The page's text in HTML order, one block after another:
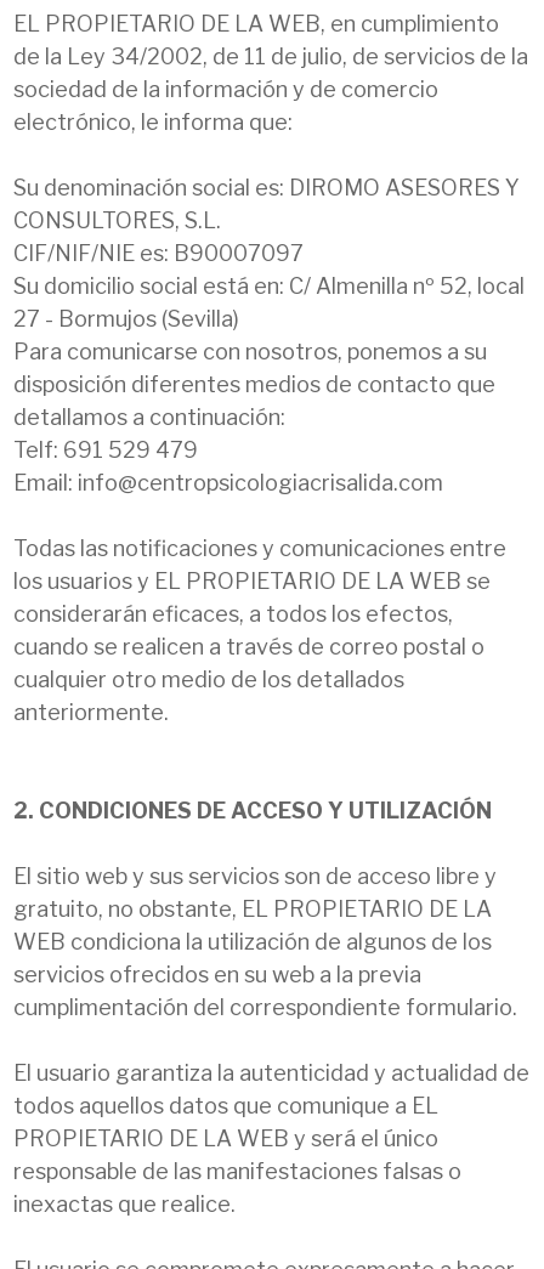
EL PROPIETARIO DE LA WEB, en cumplimiento
de la Ley 34/2002, de 11 de julio, de servicios de la
sociedad de la información y de comercio
electrónico, le informa que:
Su denominación social es: DIROMO ASESORES Y
CONSULTORES, S.L.
CIF/NIF/NIE es: B90007097
Su domicilio social está en: C/ Almenilla nº 52, local
27 - Bormujos (Sevilla)
Para comunicarse con nosotros, ponemos a su
disposición diferentes medios de contacto que
detallamos a continuación:
Telf: 691 529 479
Email: info@centropsicologiacrisalida.com
Todas las notificaciones y comunicaciones entre
los usuarios y EL PROPIETARIO DE LA WEB se
considerarán eficaces, a todos los efectos,
cuando se realicen a través de correo postal o
cualquier otro medio de los detallados
anteriormente.
2. CONDICIONES DE ACCESO Y UTILIZACIÓN
El sitio web y sus servicios son de acceso libre y
gratuito, no obstante, EL PROPIETARIO DE LA
WEB condiciona la utilización de algunos de los
servicios ofrecidos en su web a la previa
cumplimentación del correspondiente formulario.
El usuario garantiza la autenticidad y actualidad de
todos aquellos datos que comunique a EL
PROPIETARIO DE LA WEB y será el único
responsable de las manifestaciones falsas o
inexactas que realice.